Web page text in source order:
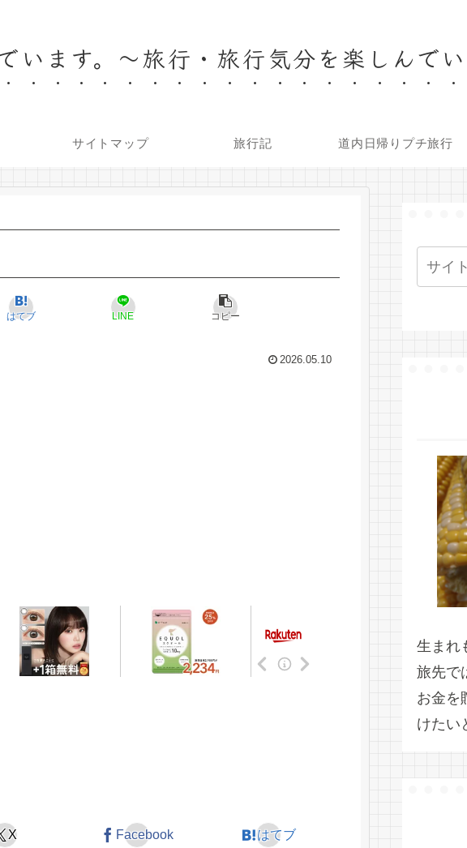
います。～旅行・旅行気分を楽しんで
サイトマップ 旅行記 道内日帰りプチ旅行
はてブ LINE コピー
2026.05.10
X Facebook はてブ
生まれ
旅先で
お金を
けたい